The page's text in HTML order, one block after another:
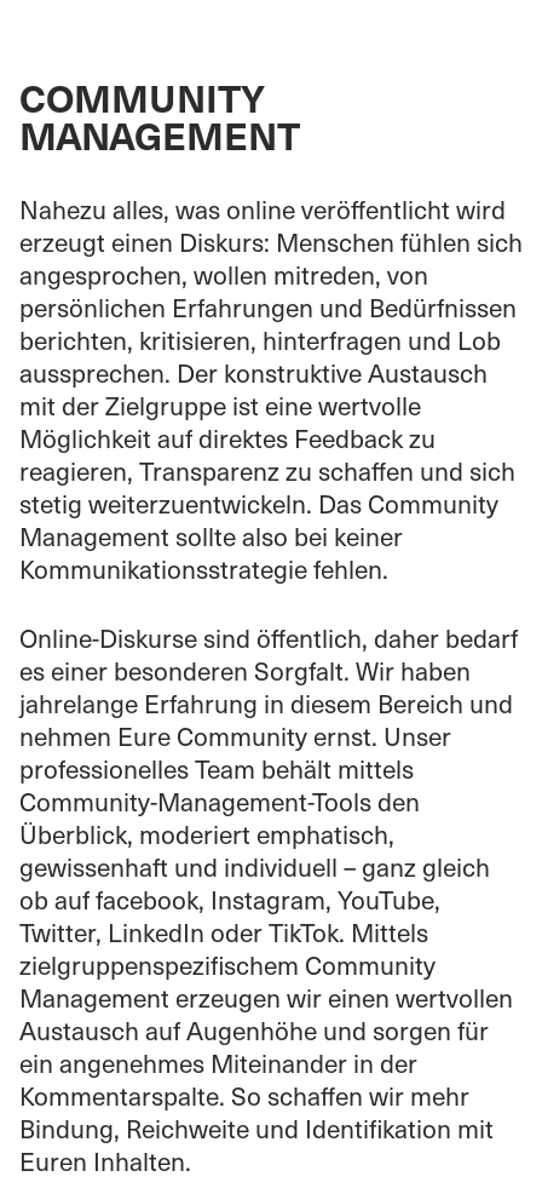
COMMUNITY
MANAGEMENT
Nahezu alles, was online veröffentlicht wird
erzeugt einen Diskurs: Menschen fühlen sich
angesprochen, wollen mitreden, von
persönlichen Erfahrungen und Bedürfnissen
berichten, kritisieren, hinterfragen und Lob
aussprechen. Der konstruktive Austausch
mit der Zielgruppe ist eine wertvolle
Möglichkeit auf direktes Feedback zu
reagieren, Transparenz zu schaffen und sich
stetig weiterzuentwickeln. Das Community
Management sollte also bei keiner
Kommunikationsstrategie fehlen.
Online-Diskurse sind öffentlich, daher bedarf
es einer besonderen Sorgfalt. Wir haben
jahrelange Erfahrung in diesem Bereich und
nehmen Eure Community ernst. Unser
professionelles Team behält mittels
Community-Management-Tools den
Überblick, moderiert emphatisch,
gewissenhaft und individuell – ganz gleich
ob auf facebook, Instagram, YouTube,
Twitter, LinkedIn oder TikTok. Mittels
zielgruppenspezifischem Community
Management erzeugen wir einen wertvollen
Austausch auf Augenhöhe und sorgen für
ein angenehmes Miteinander in der
Kommentarspalte. So schaffen wir mehr
Bindung, Reichweite und Identifikation mit
Euren Inhalten.